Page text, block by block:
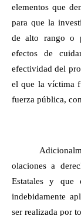
elementos que
para que la
de alto rango o
efectos de
efectividad del
el que la víctima
fuerza pública,
olaciones a
Estatales y que
indebidamente
ser realizada por